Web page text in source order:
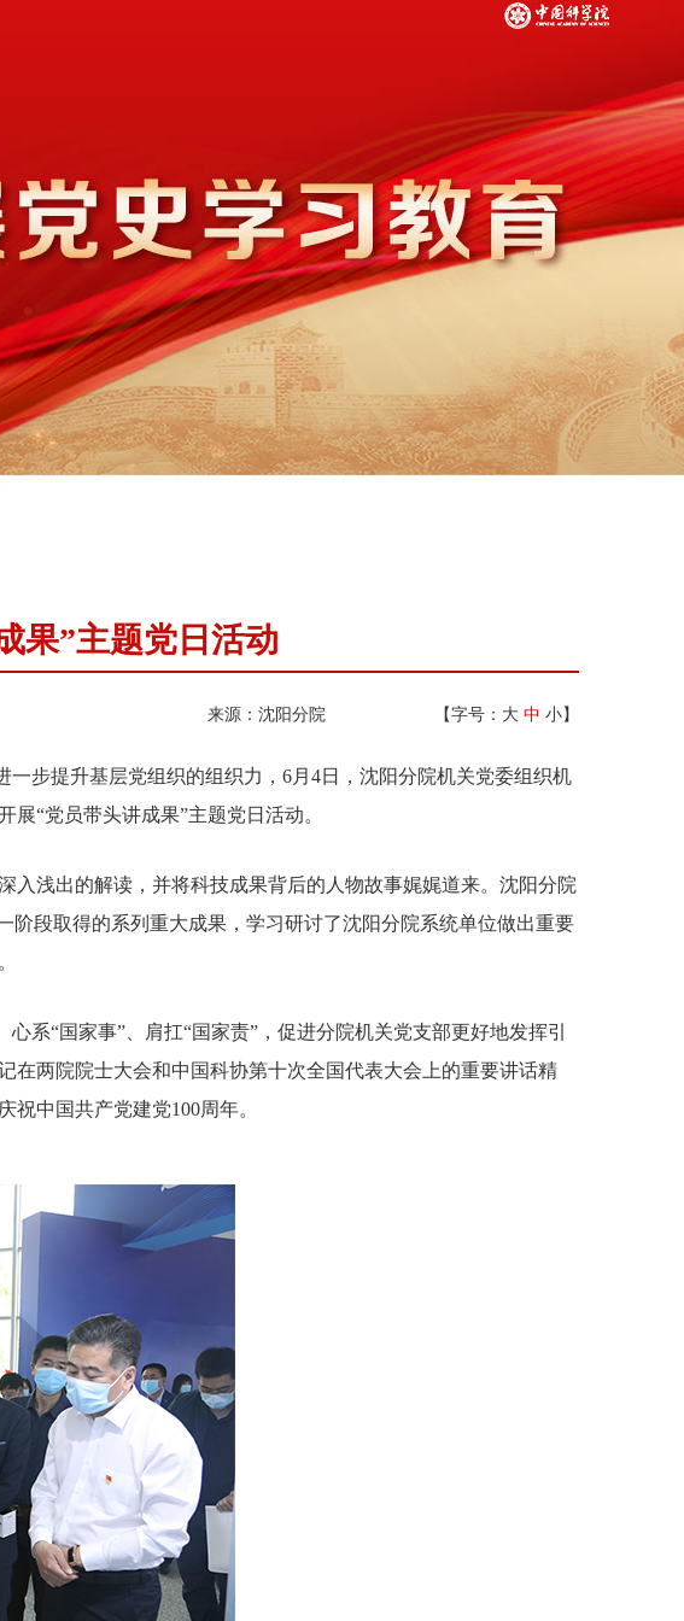
果”主题党日活动
来源：沈阳分院 【字号： 大 中 小】
步提升基层党组织的组织力，6月4日，沈阳分院机关党委组织机
“党员带头讲成果”主题党日活动。
浅出的解读，并将科技成果背后的人物故事娓娓道来。沈阳分院
段取得的系列重大成果，学习研讨了沈阳分院系统单位做出重要
“国家事”、肩扛“国家责”，促进分院机关党支部更好地发挥引
在两院院士大会和中国科协第十次全国代表大会上的重要讲话精
中国共产党建党100周年。